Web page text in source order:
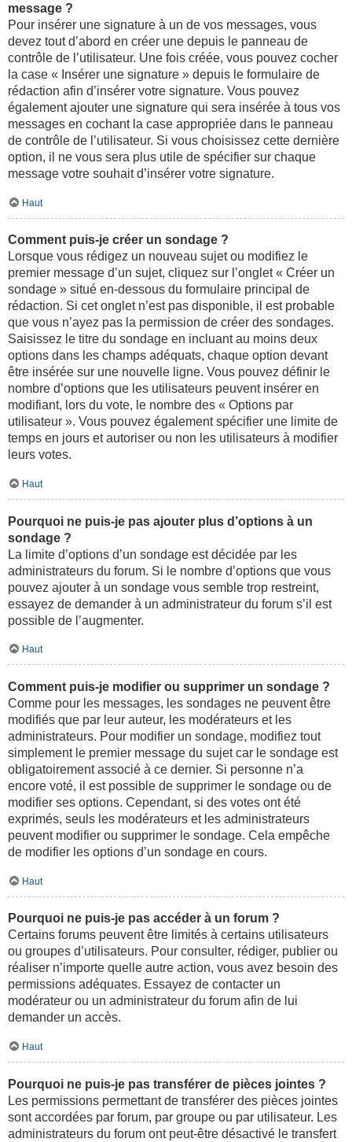
message ?
Pour insérer une signature à un de vos messages, vous
devez tout d’abord en créer une depuis le panneau de
contrôle de l’utilisateur. Une fois créée, vous pouvez cocher
la case « Insérer une signature » depuis le formulaire de
rédaction afin d’insérer votre signature. Vous pouvez
également ajouter une signature qui sera insérée à tous vos
messages en cochant la case appropriée dans le panneau
de contrôle de l’utilisateur. Si vous choisissez cette dernière
option, il ne vous sera plus utile de spécifier sur chaque
message votre souhait d’insérer votre signature.
Haut
Comment puis-je créer un sondage ?
Lorsque vous rédigez un nouveau sujet ou modifiez le
premier message d’un sujet, cliquez sur l’onglet « Créer un
sondage » situé en-dessous du formulaire principal de
rédaction. Si cet onglet n’est pas disponible, il est probable
que vous n’ayez pas la permission de créer des sondages.
Saisissez le titre du sondage en incluant au moins deux
options dans les champs adéquats, chaque option devant
être insérée sur une nouvelle ligne. Vous pouvez définir le
nombre d’options que les utilisateurs peuvent insérer en
modifiant, lors du vote, le nombre des « Options par
utilisateur ». Vous pouvez également spécifier une limite de
temps en jours et autoriser ou non les utilisateurs à modifier
leurs votes.
Haut
Pourquoi ne puis-je pas ajouter plus d’options à un
sondage ?
La limite d’options d’un sondage est décidée par les
administrateurs du forum. Si le nombre d’options que vous
pouvez ajouter à un sondage vous semble trop restreint,
essayez de demander à un administrateur du forum s’il est
possible de l’augmenter.
Haut
Comment puis-je modifier ou supprimer un sondage ?
Comme pour les messages, les sondages ne peuvent être
modifiés que par leur auteur, les modérateurs et les
administrateurs. Pour modifier un sondage, modifiez tout
simplement le premier message du sujet car le sondage est
obligatoirement associé à ce dernier. Si personne n’a
encore voté, il est possible de supprimer le sondage ou de
modifier ses options. Cependant, si des votes ont été
exprimés, seuls les modérateurs et les administrateurs
peuvent modifier ou supprimer le sondage. Cela empêche
de modifier les options d’un sondage en cours.
Haut
Pourquoi ne puis-je pas accéder à un forum ?
Certains forums peuvent être limités à certains utilisateurs
ou groupes d’utilisateurs. Pour consulter, rédiger, publier ou
réaliser n’importe quelle autre action, vous avez besoin des
permissions adéquates. Essayez de contacter un
modérateur ou un administrateur du forum afin de lui
demander un accès.
Haut
Pourquoi ne puis-je pas transférer de pièces jointes ?
Les permissions permettant de transférer des pièces jointes
sont accordées par forum, par groupe ou par utilisateur. Les
administrateurs du forum ont peut-être désactivé le transfert